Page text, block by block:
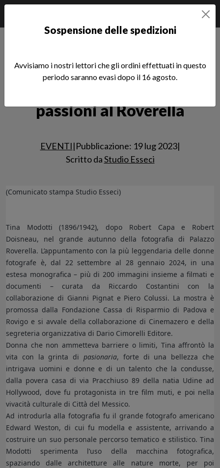
Tina Modotti. Il fuoco delle passioni al Roverella
passioni al Roverella
EVENTI|Pubblicazione: 19 lug 2023|
Scritto daStudio Esseci
(Comunicato stampa Studio Esseci)
Tina Modotti (1896/1942), dopo Robert Capa e Robert
Doisneau, nel grande autunno della fotografia di Palazzo
Roverella. L’appuntamento con la più leggendaria delle donne
fotografe è, dal 22 settembre al 28 gennaio 2024, in una
estesa monografica – più di 200 immagini insieme a filmati e
documenti – curata da Riccardo Costantini con la
collaborazione di Gianni Pignat e Piero Colussi. La mostra è
promossa dalla Fondazione Cassa di Risparmio di Padova e
Rovigo e si avvale della collaborazione di Cinemazero e della
segreteria organizzativa di Dario Cimorelli Editore.
Donna che non ammetteva barriere o limiti, Tina affrontò la
vita con la grinta di pasionaria, forte di una bellezza che
intrigava uomini e donne e di un talento che la condusse,
dalla povera casa di via Pracchiuso 89 della natia Udine ad
Hollywood, dove fu protagonista in tre film muti, e poi nella
vivacità culturale di Città del Messico.
Ad introdurla alla fotografia fu il grande fotografo americano
Edward Weston, di cui fu modella e assistente, arrivando a
costruire un suo personale percorso tematico e stilistico. Tina
Modotti sperimenta l’uso della macchina fotografica,
spaziando dalle architetture alle nature morte, per poi
Sospensione delle spedizioni
Avvisiamo i nostri lettori che gli ordini effettuati in questo
periodo saranno evasi dopo il 16 agosto.